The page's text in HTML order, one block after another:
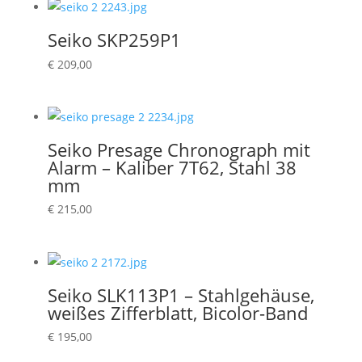
Seiko SKP259P1
€209,00
Seiko Presage Chronograph mit
Alarm – Kaliber 7T62, Stahl 38
mm
€215,00
Seiko SLK113P1 – Stahlgehäuse,
weißes Zifferblatt, Bicolor-Band
€195,00